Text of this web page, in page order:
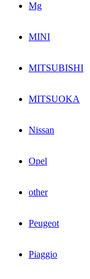
Mg
MINI
MITSUBISHI
MITSUOKA
Nissan
Opel
other
Peugeot
Piaggio